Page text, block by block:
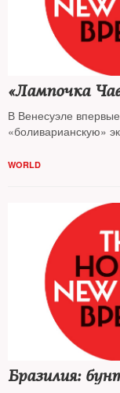
«Лампочка
В Венесуэле
«боливарианскую»
WORLD
Бразилия: